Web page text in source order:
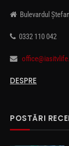
Bulevardul
0332 110 042
DESPRE
POSTĂRI